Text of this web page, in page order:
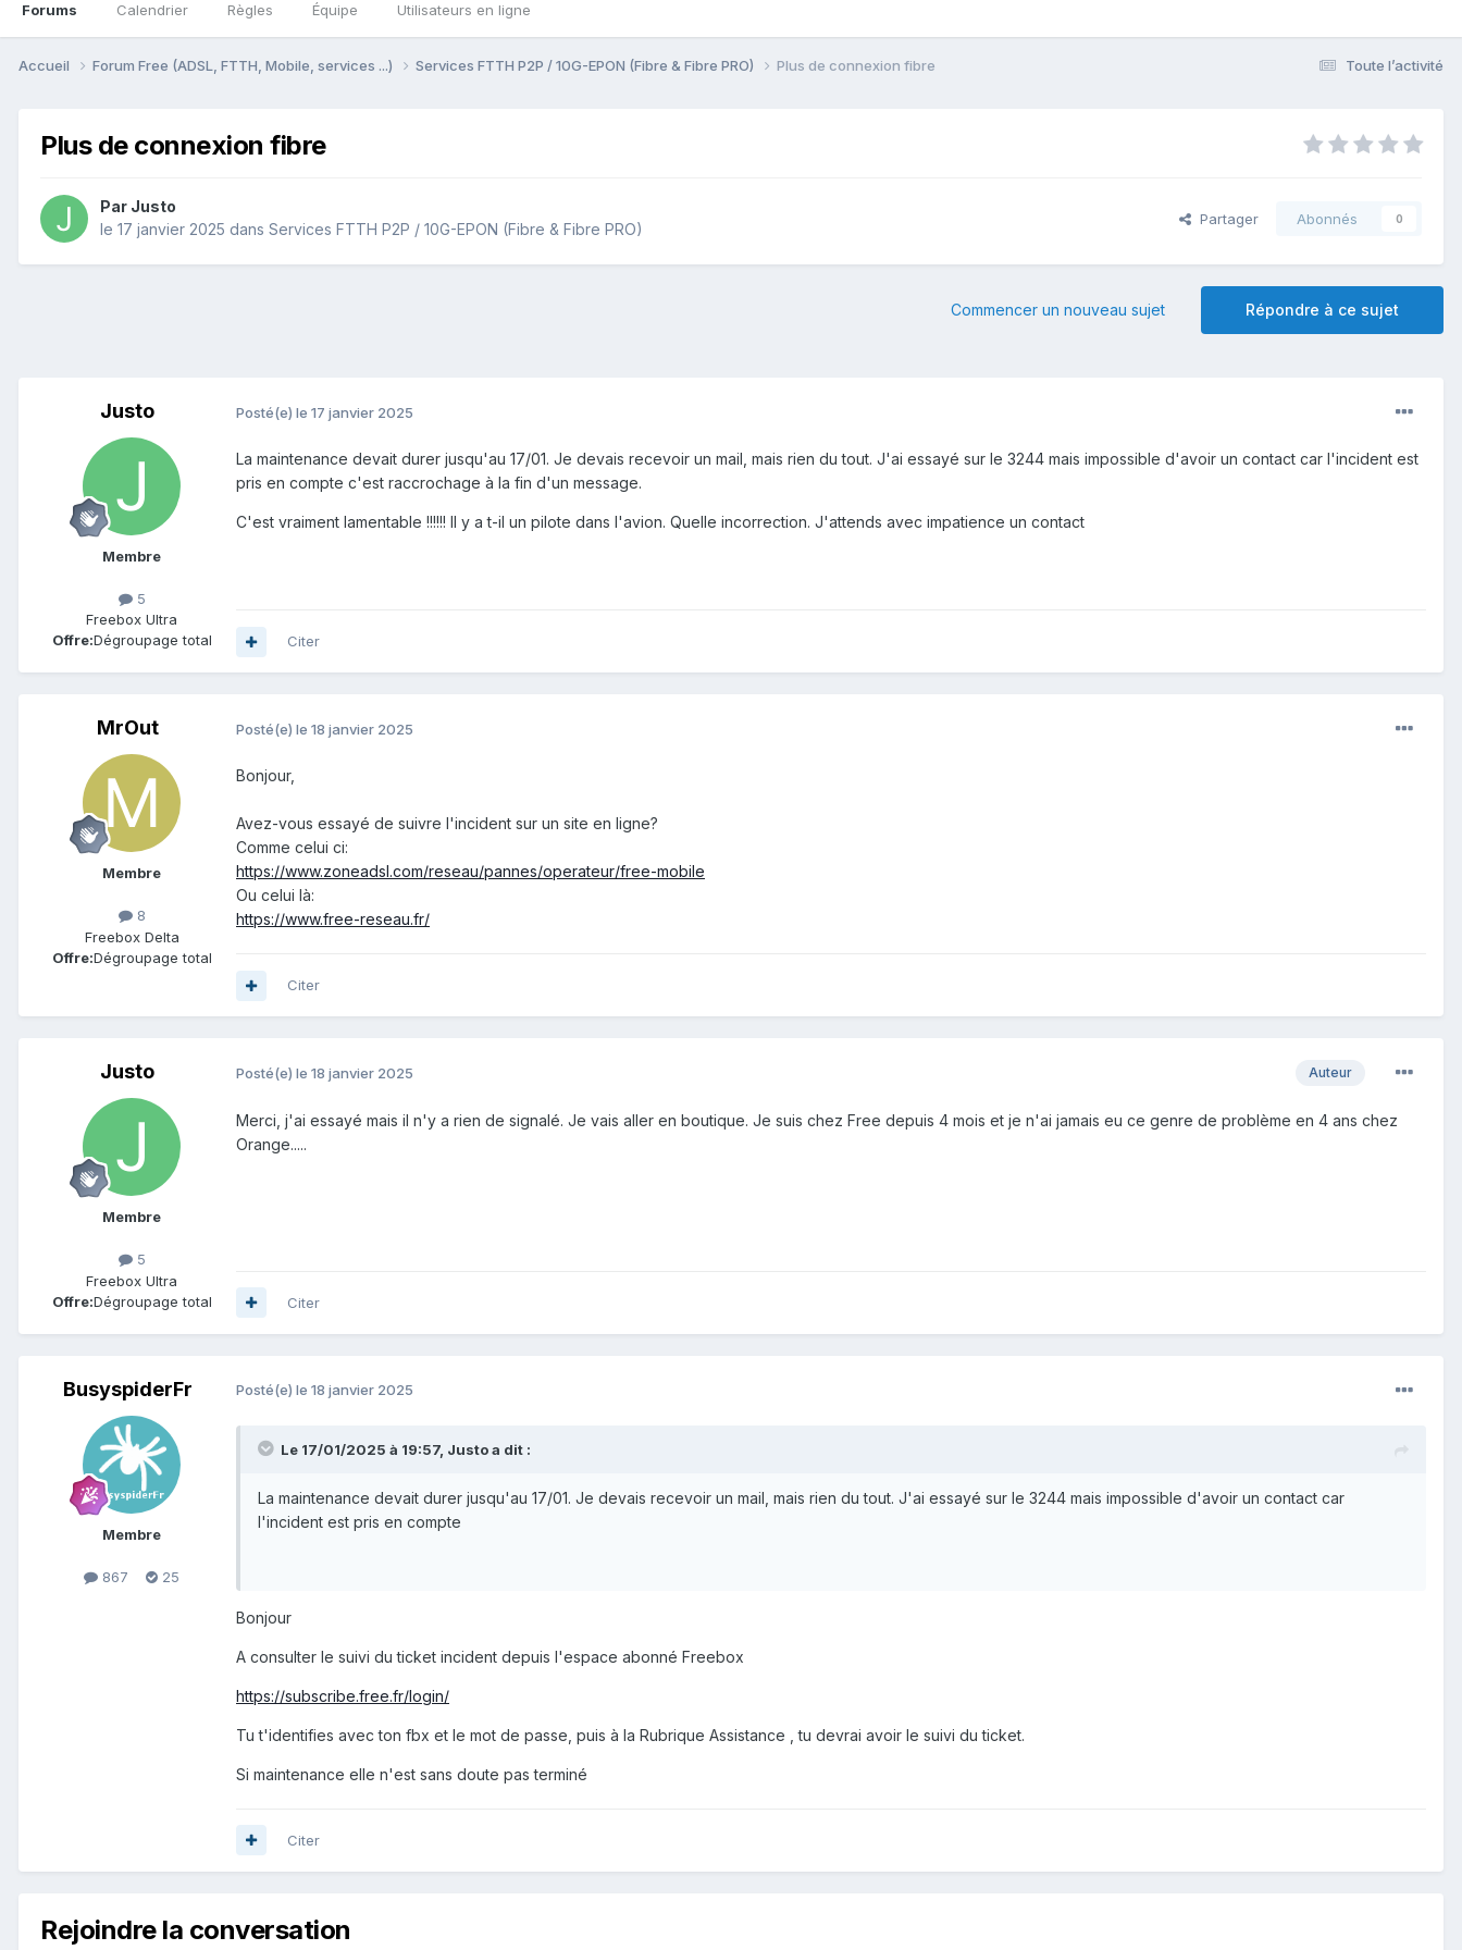
Forums Calendrier Règles Équipe Utilisateurs en ligne
Toute l’activité
Accueil Forum Free (ADSL, FTTH, Mobile, services ...) Services FTTH P2P / 10G-EPON (Fibre & Fibre PRO) Plus de connexion fibre
Plus de connexion fibre
Par Justo
le 17 janvier 2025 dans Services FTTH P2P / 10G-EPON (Fibre & Fibre PRO)
Partager Abonnés 0
Répondre à ce sujet
Commencer un nouveau sujet
Justo
Membre
5
Freebox Ultra
Offre:Dégroupage total
Posté(e) le 17 janvier 2025
La maintenance devait durer jusqu'au 17/01. Je devais recevoir un mail, mais rien du tout. J'ai essayé sur le 3244 mais impossible d'avoir un contact car l'incident est
pris en compte c'est raccrochage à la fin d'un message.
C'est vraiment lamentable !!!!!! Il y a t-il un pilote dans l'avion. Quelle incorrection. J'attends avec impatience un contact
Citer
MrOut
Membre
8
Freebox Delta
Offre:Dégroupage total
Posté(e) le 18 janvier 2025
Bonjour,
Avez-vous essayé de suivre l'incident sur un site en ligne?
Comme celui ci:
https://www.zoneadsl.com/reseau/pannes/operateur/free-mobile
Ou celui là:
https://www.free-reseau.fr/
Citer
Justo
Membre
5
Freebox Ultra
Offre:Dégroupage total
Auteur
Posté(e) le 18 janvier 2025
Merci, j'ai essayé mais il n'y a rien de signalé. Je vais aller en boutique. Je suis chez Free depuis 4 mois et je n'ai jamais eu ce genre de problème en 4 ans chez
Orange.....
Citer
BusyspiderFr
Membre
867 25
Posté(e) le 18 janvier 2025
Le 17/01/2025 à 19:57, Justoa dit :
La maintenance devait durer jusqu'au 17/01. Je devais recevoir un mail, mais rien du tout. J'ai essayé sur le 3244 mais impossible d'avoir un contact car
l'incident est pris en compte
Bonjour
A consulter le suivi du ticket incident depuis l'espace abonné Freebox
https://subscribe.free.fr/login/
Tu t'identifies avec ton fbx et le mot de passe, puis à la Rubrique Assistance , tu devrai avoir le suivi du ticket.
Si maintenance elle n'est sans doute pas terminé
Citer
Rejoindre la conversation